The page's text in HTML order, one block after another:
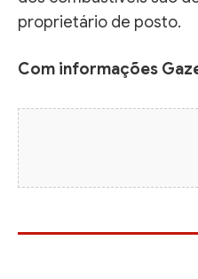
proprietário de posto.
Com informações